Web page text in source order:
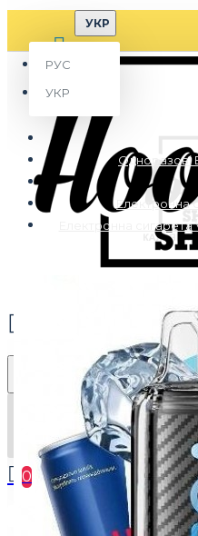
УКР
РУС
УКР
0
Ваш кошик
Одноразові
Електронна
Електронна сигарета